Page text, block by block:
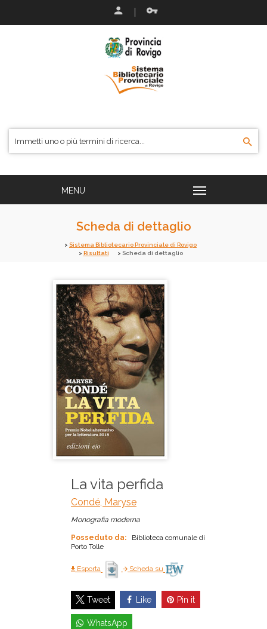
Scheda di dettaglio
Sistema Bibliotecario Provinciale di Rovigo
Risultati
Scheda di dettaglio
La vita perfida
Condé, Maryse
Monografia moderna
Posseduto da:
Biblioteca comunale di
Porto Tolle
Esporta Scheda su
Tweet Like Pin it
WhatsApp